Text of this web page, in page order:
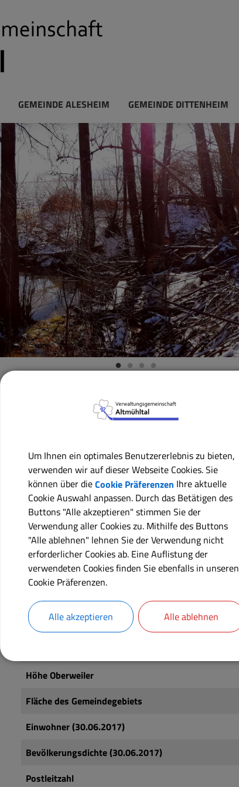
GEMEINDE ALESHEIM GEMEINDE DITTENHEIM
Regierungsbezirk
Landkreis
Verwaltungsgemeinschaft
Ortsteile, Weiler und Einzelhöfe
Höhe Meinheim
Höhe Kurzenaltheim
Höhe Oberweiler
Fläche des Gemeindegebiets
Einwohner (30.06.2017)
Bevölkerungsdichte (30.06.2017)
Postleitzahl
Um Ihnen ein optimales Benutzererlebnis zu bieten,
verwenden wir auf dieser Webseite Cookies. Sie
können über dieCookie Präferenzen Ihre aktuelle
Cookie Auswahl anpassen. Durch das Betätigen des
Buttons "Alle akzeptieren" stimmen Sie der
Verwendung aller Cookies zu. Mithilfe des Buttons
"Alle ablehnen" lehnen Sie der Verwendung nicht
erforderlicher Cookies ab. Eine Auflistung der
verwendeten Cookies finden Sie ebenfalls in unseren
Cookie Präferenzen.
Alle akzeptieren Alle ablehnen